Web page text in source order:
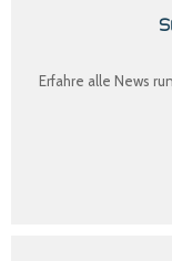
Erfahre alle News